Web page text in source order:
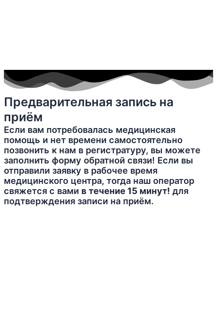
Предварительная запись на
приём
Если вам потребовалась медицинская
помощь и нет времени самостоятельно
позвонить к нам в регистратуру, вы можете
заполнить форму обратной связи! Если вы
отправили заявку в рабочее время
медицинского центра, тогда наш оператор
свяжется с вами в течение 15 минут! для
подтверждения записи на приём.